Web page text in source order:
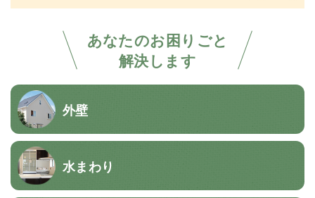
あなたのお困りごと
解決します
外壁
水まわり